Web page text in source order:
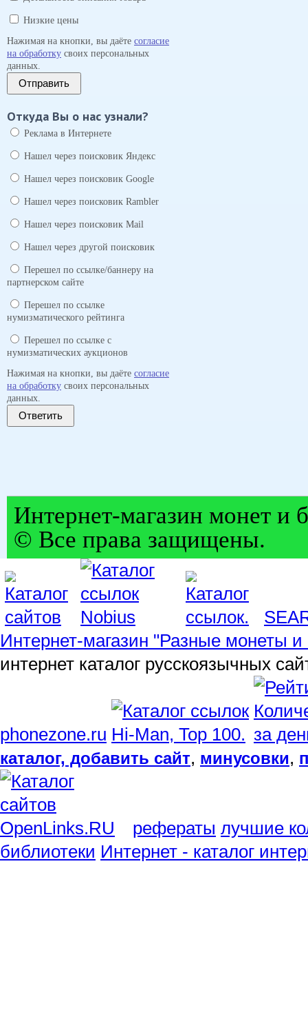
Низкие цены
Нажимая на кнопки, вы даёте согласие
на обработку своих персональных
данных.
Отправить
Откуда Вы о нас узнали?
Реклама в Интернете
Нашел через поисковик Яндекс
Нашел через поисковик Google
Нашел через поисковик Rambler
Нашел через поисковик Mail
Нашел через другой поисковик
Перешел по ссылке/баннеру на
партнерском сайте
Перешел по ссылке
нумизматического рейтинга
Перешел по ссылке с
нумизматических аукционов
Нажимая на кнопки, вы даёте согласие
на обработку своих персональных
данных.
Ответить
Интернет-магазин монет и
© Все права защищены.
Интернет-магазин "Разные монеты и
интернет каталог русскоязычных
phonezone.ru
каталог, добавить сайт, минусовки,
рефераты лучшие
библиотеки Интернет - каталог